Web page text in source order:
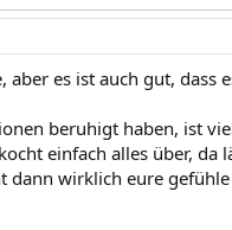
es ist auch gut, dass
beruhigt haben, ist
einfach alles über,
wirklich eure